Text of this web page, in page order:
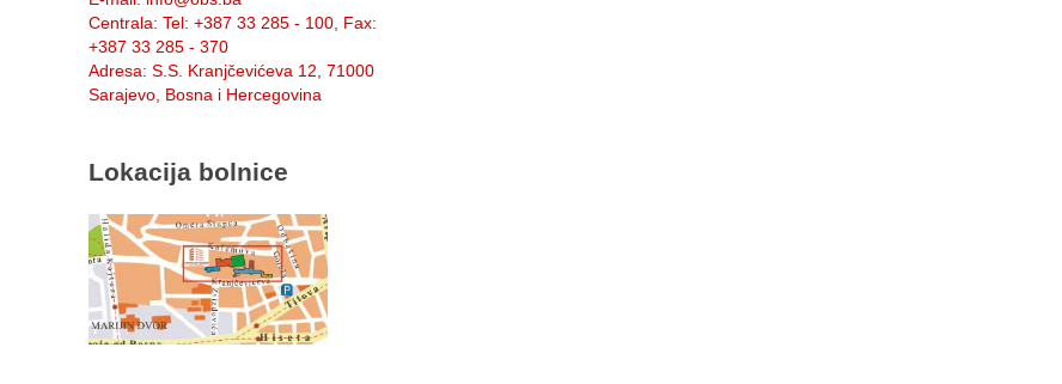
Centrala: Tel: +387 33 285 - 100, Fax:
+387 33 285 - 370
Adresa: S.S. Kranjčevićeva 12, 71000
Sarajevo, Bosna i Hercegovina
Lokacija bolnice